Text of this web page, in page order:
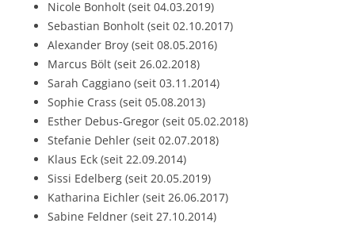
Nicole Bonholt (seit 04.03.2019)
Sebastian Bonholt (seit 02.10.2017)
Alexander Broy (seit 08.05.2016)
Marcus Bölt (seit 26.02.2018)
Sarah Caggiano (seit 03.11.2014)
Sophie Crass (seit 05.08.2013)
Esther Debus-Gregor (seit 05.02.2018)
Stefanie Dehler (seit 02.07.2018)
Klaus Eck (seit 22.09.2014)
Sissi Edelberg (seit 20.05.2019)
Katharina Eichler (seit 26.06.2017)
Sabine Feldner (seit 27.10.2014)